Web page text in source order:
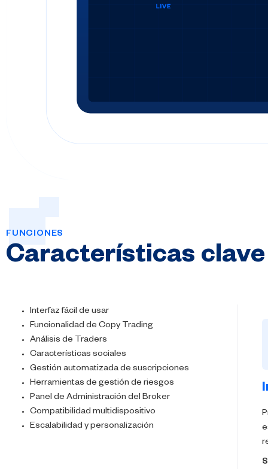
FUNCIONES
Características clave
Interfaz fácil de usar
Funcionalidad de Copy Trading
Análisis de Traders
Características sociales
Gestión automatizada de suscripciones
Herramientas de gestión de riesgos
Panel de Administración del Broker
Compatibilidad multidispositivo
Escalabilidad y personalización